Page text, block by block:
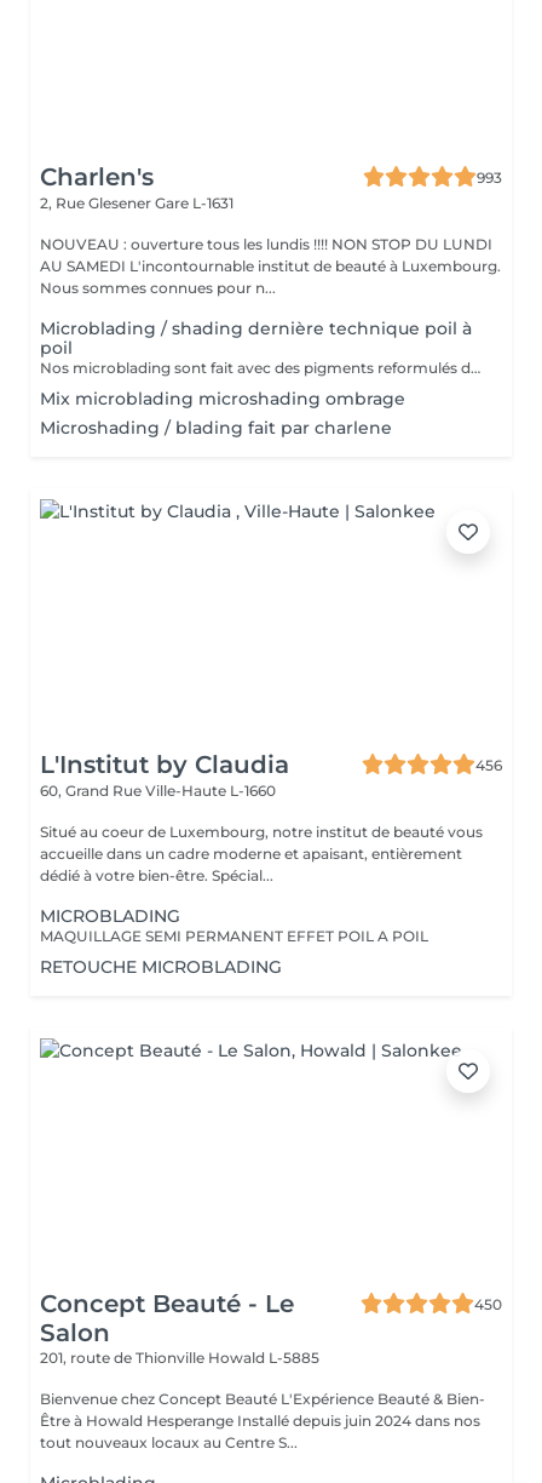
Charlen's
993
2, Rue Glesener Gare L-1631
NOUVEAU : ouverture tous les lundis !!!! NON STOP DU LUNDI
AU SAMEDI L'incontournable institut de beauté à Luxembourg.
Nous sommes connues pour n...
Microblading / shading dernière technique poil à
poil
Nos microblading sont fait avec des pigments reformulés depuis la loi du 4 janvier 2022 faites nous confiance nous travaillons avec les meilleures marques sur le marché ne vous inquiétez pas pour la couleur et technique on regardera ensemble sur place :) l'épilation au fil est incluse
Mix microblading microshading ombrage
Microshading / blading fait par charlene
L'Institut by Claudia
456
60, Grand Rue Ville-Haute L-1660
Situé au coeur de Luxembourg, notre institut de beauté vous
accueille dans un cadre moderne et apaisant, entièrement
dédié à votre bien-être. Spécial...
MICROBLADING
MAQUILLAGE SEMI PERMANENT EFFET POIL A POIL
RETOUCHE MICROBLADING
Concept Beauté - Le
Salon
450
201, route de Thionville Howald L-5885
Bienvenue chez Concept Beauté L'Expérience Beauté & Bien-
Être à Howald Hesperange Installé depuis juin 2024 dans nos
tout nouveaux locaux au Centre S...